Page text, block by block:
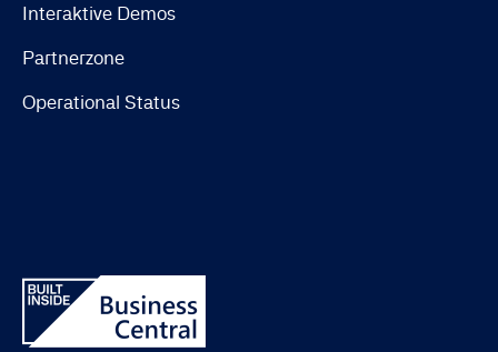
Interaktive Demos
Partnerzone
Operational Status